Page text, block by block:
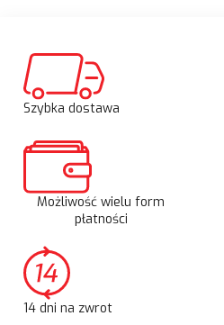
Szybka dostawa
Możliwość wielu form
płatności
14 dni na zwrot